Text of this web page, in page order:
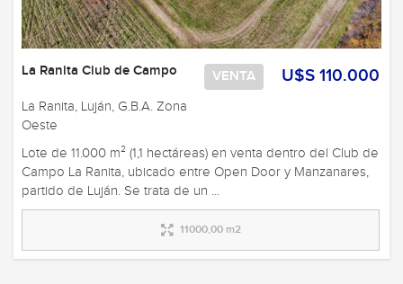
U$S 110.000
VENTA
La Ranita Club de Campo
La Ranita, Luján, G.B.A. Zona
Oeste
Lote de 11.000 m² (1,1 hectáreas) en venta dentro del Club de
Campo La Ranita, ubicado entre Open Door y Manzanares,
partido de Luján. Se trata de un ...
11000,00 m2